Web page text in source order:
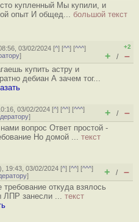
купленный Мы купили, и
опыт И общед... большой текст
03/02/2024 [^] [^^] [^^^]
]
+2
+ / –
купить астру и
дебиан А зачем тог...
03/02/2024 [^] [^^] [^^^]
] + / –
вопрос Ответ простой -
Но домой ... текст
), 19:43, 03/02/2024 [^] [^^] [^^^]
] + / –
требование откуда взялось
ЛПР занесли ... текст